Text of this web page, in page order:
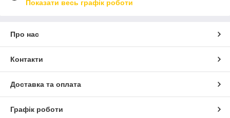
Показати весь графік роботи
Про нас
Контакти
Доставка та оплата
Графік роботи